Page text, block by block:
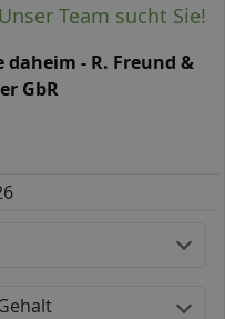
Team sucht Sie!
daheim - R. Freund &
GbR